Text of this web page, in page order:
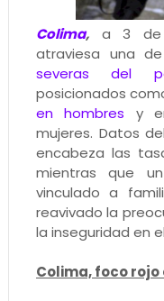
Colima,a 3 de
atraviesa una
severas del
posicionados
en hombres y
mujeres. Datos
encabeza las
mientras que
vinculado a
reavivado la
la inseguridad en
Colima, foco